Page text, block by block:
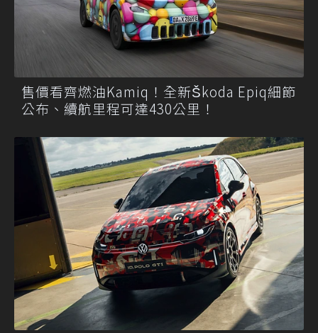
售價看齊燃油Kamiq！全新Škoda Epiq細節
公布、續航里程可達430公里！